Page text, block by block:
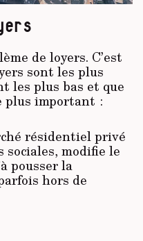
de loyers. C’est
sont les plus
les plus bas et que
plus important :
résidentiel privé
sociales, modifie le
pousser la
hors de